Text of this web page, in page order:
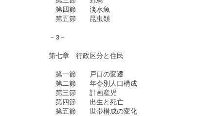
第四節　　淡水魚
第五節　　昆虫類
－3－
第七章　行政区分と住民
第一節　　戸口の変遷
第二節　　年令別人口構成
第三節　　計画産児
第四節　　出生と死亡
第五節　　世帯構成の変化